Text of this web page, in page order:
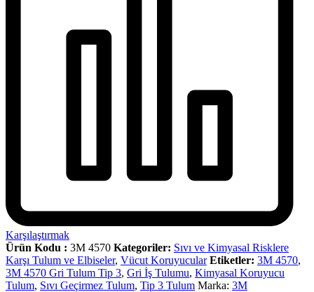
Karşılaştırmak
Ürün Kodu : 3M 4570 Kategoriler: Sıvı ve Kimyasal Risklere
Karşı Tulum ve Elbiseler, Vücut Koruyucular Etiketler: 3M 4570,
3M 4570 Gri Tulum Tip 3, Gri İş Tulumu, Kimyasal Koruyucu
Tulum, Sıvı Geçirmez Tulum, Tip 3 Tulum Marka: 3M